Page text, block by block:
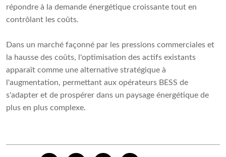
répondre à la demande énergétique croissante tout en
contrôlant les coûts.
Dans un marché façonné par les pressions commerciales et
la hausse des coûts, l'optimisation des actifs existants
apparaît comme une alternative stratégique à
l'augmentation, permettant aux opérateurs BESS de
s'adapter et de prospérer dans un paysage énergétique de
plus en plus complexe.